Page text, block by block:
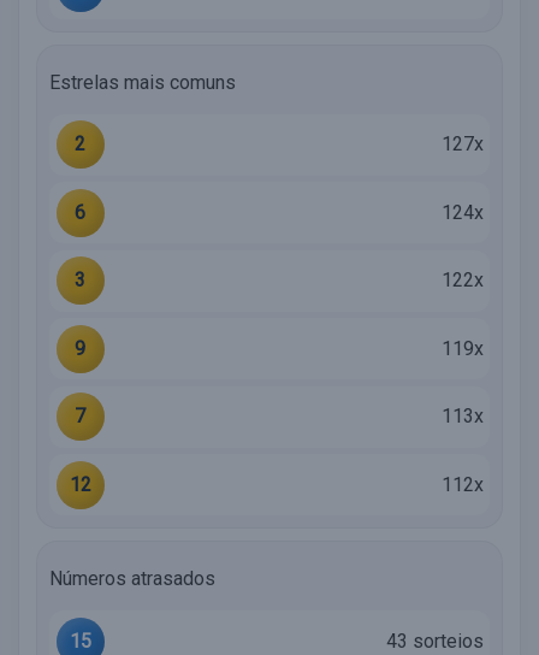
Estrelas mais comuns
2 127x
6 124x
3 122x
9 119x
7 113x
12 112x
Números atrasados
15 43 sorteios